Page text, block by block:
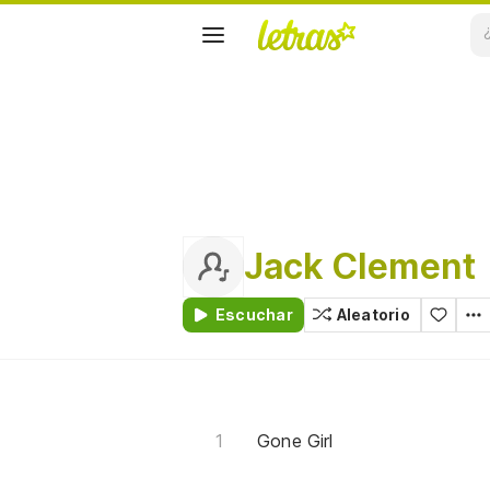
Jack Clement
Escuchar Aleatorio
Gone Girl